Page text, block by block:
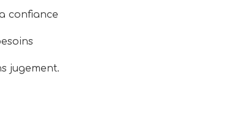
confiance
jugement.